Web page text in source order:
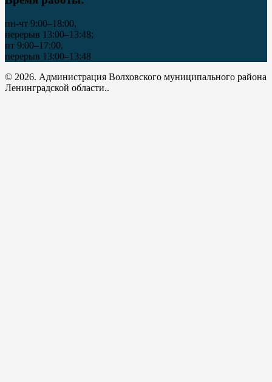
пн-чт 9:00–18:00,
перерыв 13:00–13:48;
пт 9:00–17:00,
перерыв 13:00–13:48
© 2026. Администрация Волховского муниципального района
Ленинградской области..